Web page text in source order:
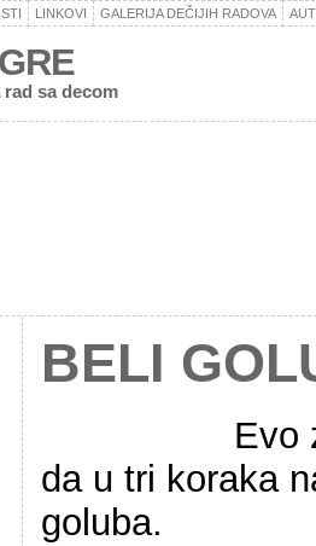
LINKOVI GALERIJA DEČIJIH RADOVA
sa decom
BELI
Evo
da u tri koraka
goluba.